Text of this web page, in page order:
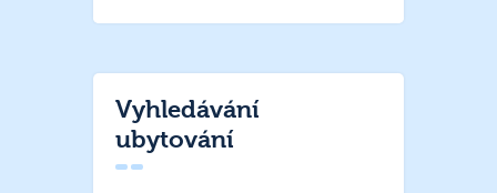
Vyhledávání
ubytování